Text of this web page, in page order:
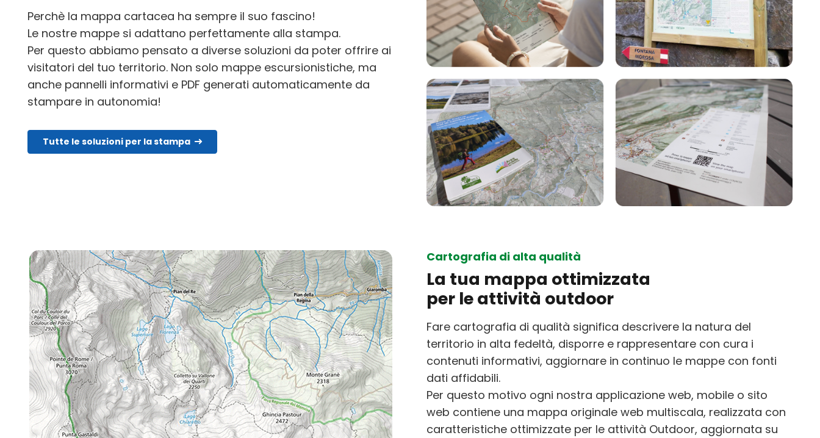
Perchè la mappa cartacea ha sempre il suo fascino!
Le nostre mappe si adattano perfettamente alla stampa.
Per questo abbiamo pensato a diverse soluzioni da poter offrire ai
visitatori del tuo territorio. Non solo mappe escursionistiche, ma
anche pannelli informativi e PDF generati automaticamente da
stampare in autonomia!
Tutte le soluzioni per la stampa
Cartografia di alta qualità
La tua mappa ottimizzata
per le attività outdoor
Fare cartografia di qualità significa descrivere la natura del
territorio in alta fedeltà, disporre e rappresentare con cura i
contenuti informativi, aggiornare in continuo le mappe con fonti
dati affidabili.
Per questo motivo ogni nostra applicazione web, mobile o sito
web contiene una mappa originale web multiscala, realizzata con
caratteristiche ottimizzate per le attività Outdoor, aggiornata su